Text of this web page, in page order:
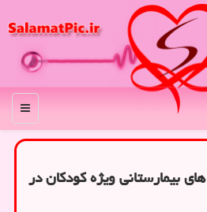
منو
بیمارستانی ویژه کودکان در